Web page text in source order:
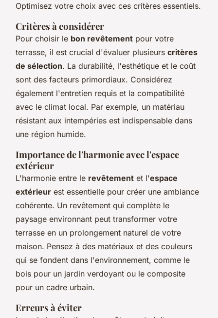
Optimisez votre choix avec ces critères essentiels.
Critères à considérer
Pour choisir le bon revêtement pour votre
terrasse, il est crucial d'évaluer plusieurs critères
de sélection. La durabilité, l'esthétique et le coût
sont des facteurs primordiaux. Considérez
également l'entretien requis et la compatibilité
avec le climat local. Par exemple, un matériau
résistant aux intempéries est indispensable dans
une région humide.
Importance de l'harmonie avec l'espace
extérieur
L'harmonie entre le revêtement et l'espace
extérieur est essentielle pour créer une ambiance
cohérente. Un revêtement qui complète le
paysage environnant peut transformer votre
terrasse en un prolongement naturel de votre
maison. Pensez à des matériaux et des couleurs
qui se fondent dans l'environnement, comme le
bois pour un jardin verdoyant ou le composite
pour un cadre urbain.
Erreurs à éviter